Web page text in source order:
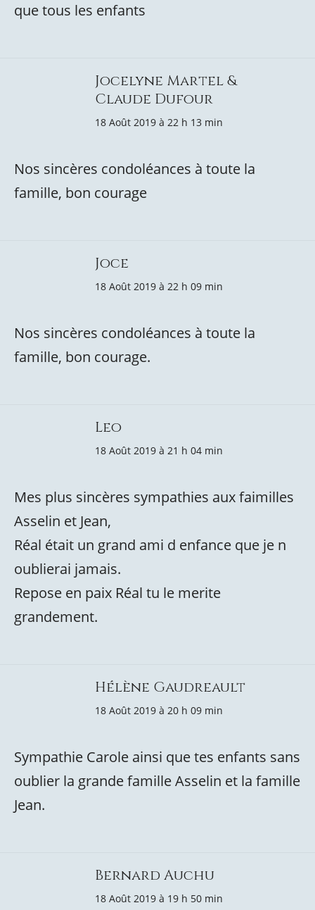
que tous les enfants
Jocelyne Martel &
Claude Dufour
18 Août 2019 à 22 h 13 min
Nos sincères condoléances à toute la
famille, bon courage
Joce
18 Août 2019 à 22 h 09 min
Nos sincères condoléances à toute la
famille, bon courage.
Leo
18 Août 2019 à 21 h 04 min
Mes plus sincères sympathies aux faimilles
Asselin et Jean,
Réal était un grand ami d enfance que je n
oublierai jamais.
Repose en paix Réal tu le merite
grandement.
Hélène Gaudreault
18 Août 2019 à 20 h 09 min
Sympathie Carole ainsi que tes enfants sans
oublier la grande famille Asselin et la famille
Jean.
Bernard Auchu
18 Août 2019 à 19 h 50 min